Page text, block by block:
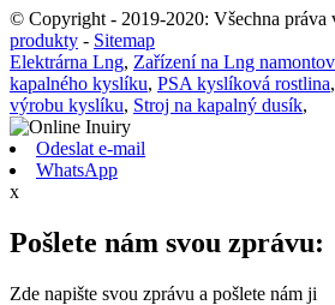
© Copyright - 2019-2020: Všechna práva
produkty - Sitemap
Elektrárna Lng, Zařízení na Lng
kapalného kyslíku, PSA kyslíková rostlina,
výrobu kyslíku, Stroj na kapalný dusík,
Odeslat e-mail
WhatsApp
x
Pošlete nám svou zprávu:
Zde napište svou zprávu a pošlete nám ji